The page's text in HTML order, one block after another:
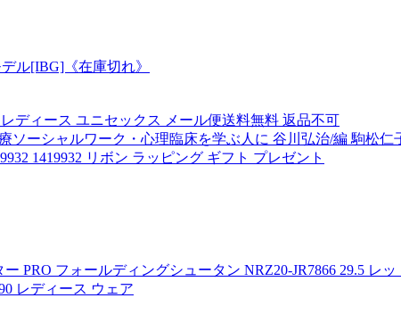
ル[IBG]《在庫切れ》
ディース ユニセックス メール便送料無料 返品不可
ーシャルワーク・心理臨床を学ぶ人に 谷川弘治/編 駒松仁
1419932 リボン ラッピング ギフト プレゼント
PRO フォールディングシュータン NRZ20-JR7866 29.5 レ
レディース ウェア